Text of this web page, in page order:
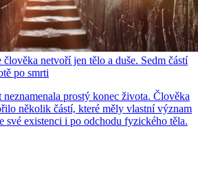
netvoří jen tělo a duše. Sedm částí
po smrti
prostý konec života. Člověka
několik částí, které měly vlastní význam
své existenci i po odchodu fyzického těla.